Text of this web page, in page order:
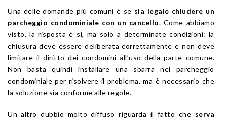
Una delle domande più comuni è se sia legale chiudere un
parcheggio condominiale con un cancello. Come abbiamo
visto, la risposta è sì, ma solo a determinate condizioni: la
chiusura deve essere deliberata correttamente e non deve
limitare il diritto dei condomini all’uso della parte comune.
Non basta quindi installare una sbarra nel parcheggio
condominiale per risolvere il problema, ma è necessario che
la soluzione sia conforme alle regole.
Un altro dubbio molto diffuso riguarda il fatto che serva